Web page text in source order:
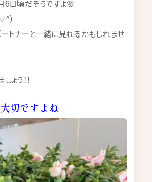
日頃だそうですよ🌸
トナーと一緒に見れるかもしれませ
ょう！！
切ですよね